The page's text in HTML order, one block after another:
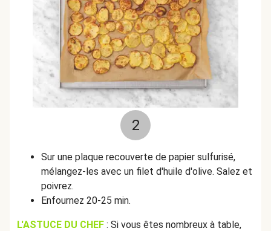
2
Sur une plaque recouverte de papier sulfurisé,
mélangez-les avec un filet d'huile d'olive. Salez et
poivrez.
Enfournez 20-25 min.
L'ASTUCE DU CHEF : Si vous êtes nombreux à table,